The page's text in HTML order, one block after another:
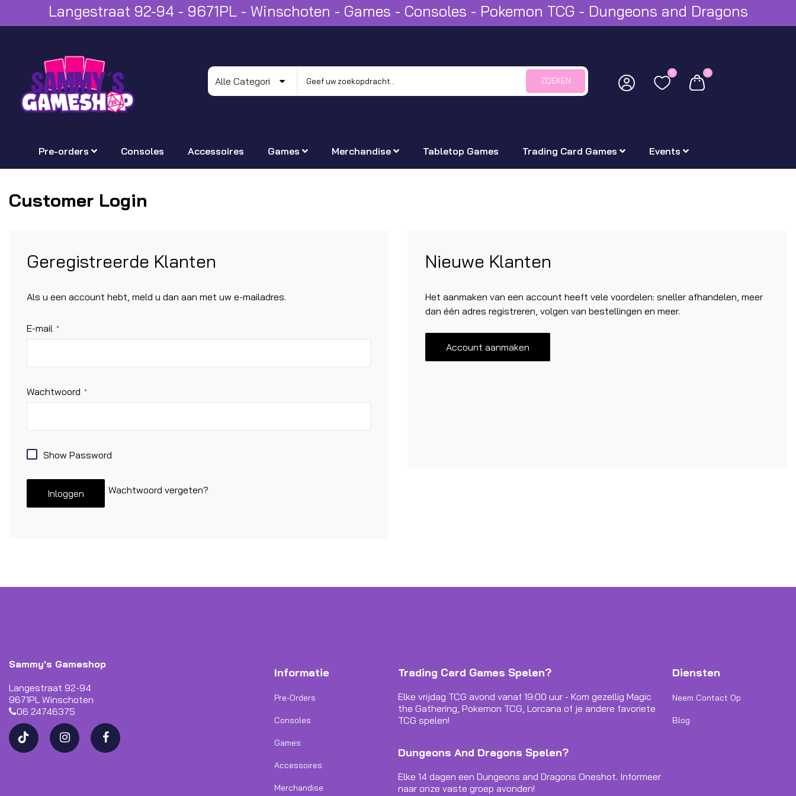
Langestraat 92-94 - 9671PL - Winschoten - Games - Consoles - Pokemon TCG - Dungeons and Dragons
ZOEKEN
0 0
Pre-orders Consoles Accessoires Games Merchandise Tabletop Games Trading Card Games Events
Customer Login
Geregistreerde Klanten
Als u een account hebt, meld u dan aan met uw e-mailadres.
E-mail
Wachtwoord
Show Password
Inloggen Wachtwoord vergeten?
Nieuwe Klanten
Het aanmaken van een account heeft vele voordelen: sneller afhandelen, meer
dan één adres registreren, volgen van bestellingen en meer.
Account aanmaken
Sammy's Gameshop
Langestraat 92-94
9671PL Winschoten
06 24746375
Informatie
Pre-Orders
Consoles
Games
Accessoires
Merchandise
Trading Card Games Spelen?
Elke vrijdag TCG avond vanaf 19:00 uur - Kom gezellig Magic
the Gathering, Pokemon TCG, Lorcana of je andere favoriete
TCG spelen!
Dungeons And Dragons Spelen?
Elke 14 dagen een Dungeons and Dragons Oneshot. Informeer
naar onze vaste groep avonden!
Diensten
Neem Contact Op
Blog